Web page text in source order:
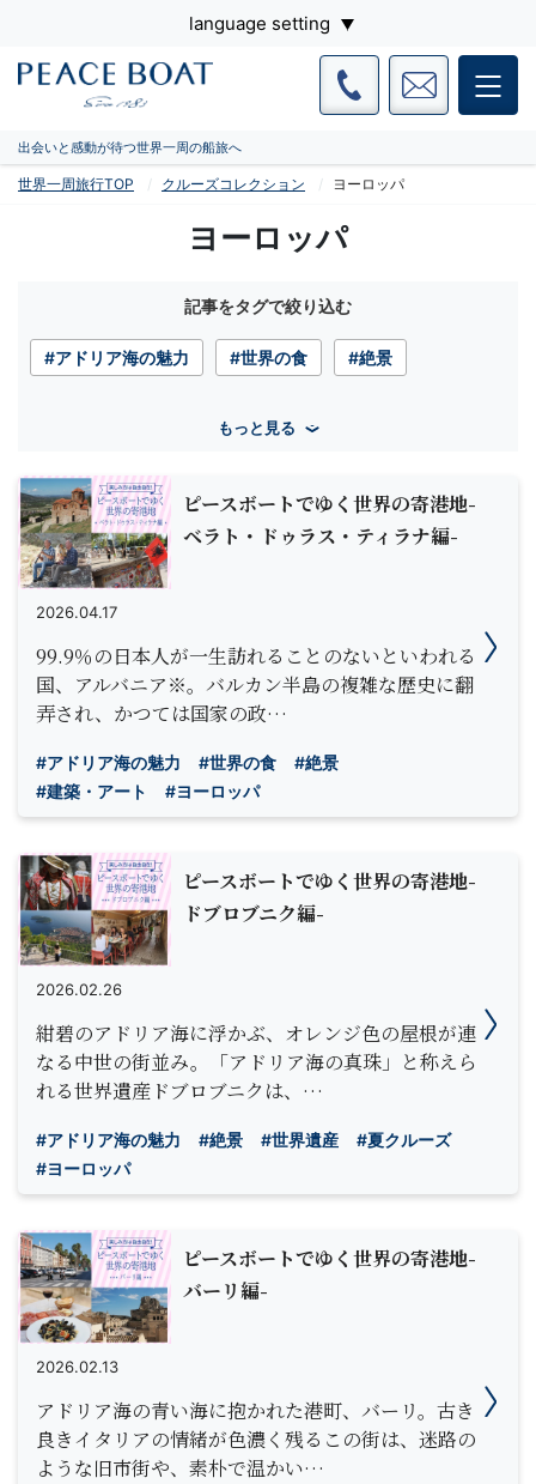
language setting
出会いと感動が待つ世界一周の船旅へ
世界一周旅行TOP クルーズコレクション ヨーロッパ
ヨーロッパ
記事をタグで絞り込む
#アドリア海の魅力 #世界の食 #絶景
もっと見る
ピースボートでゆく世界の寄港地-
ベラト・ドゥラス・ティラナ編-
2026.04.17
99.9％の日本人が一生訪れることのないといわれる
国、アルバニア※。バルカン半島の複雑な歴史に翻
弄され、かつては国家の政…
#アドリア海の魅力 #世界の食
#絶景
#建築・アート
#ヨーロッパ
ピースボートでゆく世界の寄港地-
ドブロブニク編-
2026.02.26
紺碧のアドリア海に浮かぶ、オレンジ色の屋根が連
なる中世の街並み。「アドリア海の真珠」と称えら
れる世界遺産ドブロブニクは、…
#アドリア海の魅力 #絶景 #世界遺産
#夏クルーズ
#ヨーロッパ
ピースボートでゆく世界の寄港地-
バーリ編-
2026.02.13
アドリア海の青い海に抱かれた港町、バーリ。古き
良きイタリアの情緒が色濃く残るこの街は、迷路の
ような旧市街や、素朴で温かい…